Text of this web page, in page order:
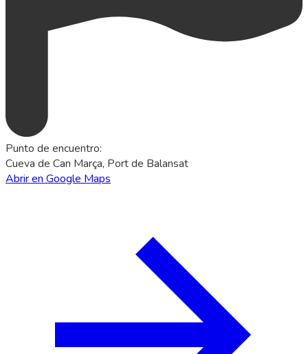
Punto de encuentro:
Cueva de Can Marça, Port de Balansat
Abrir en Google Maps